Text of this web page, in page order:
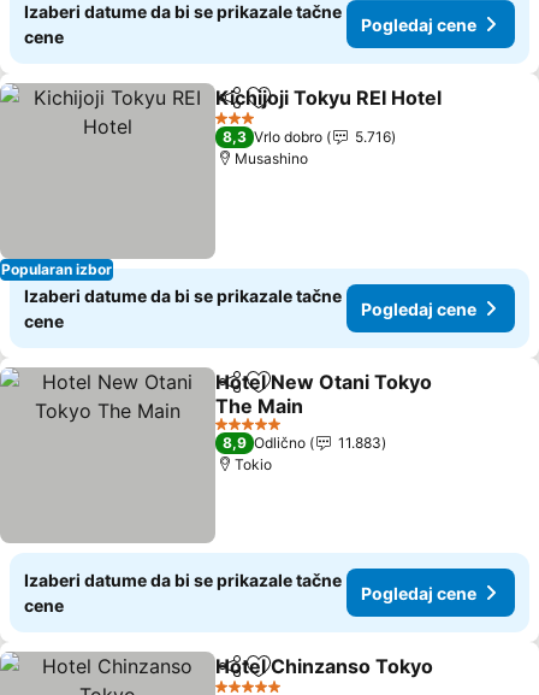
Izaberi datume da bi se prikazale tačne
cene
Pogledaj cene
Popularan izbor
Deli Dodati u favorite
Kichijoji Tokyu REI Hotel
3 Zvezdice
8,3 Vrlo dobro
5.716
Musashino
Izaberi datume da bi se prikazale tačne
cene
Pogledaj cene
Deli Dodati u favorite
Hotel New Otani Tokyo
The Main
Pogledaj cene
5 Zvezdice
8,9 Odlično
11.883
Tokio
Izaberi datume da bi se prikazale tačne
cene
Pogledaj cene
Deli Dodati u favorite
Hotel Chinzanso Tokyo